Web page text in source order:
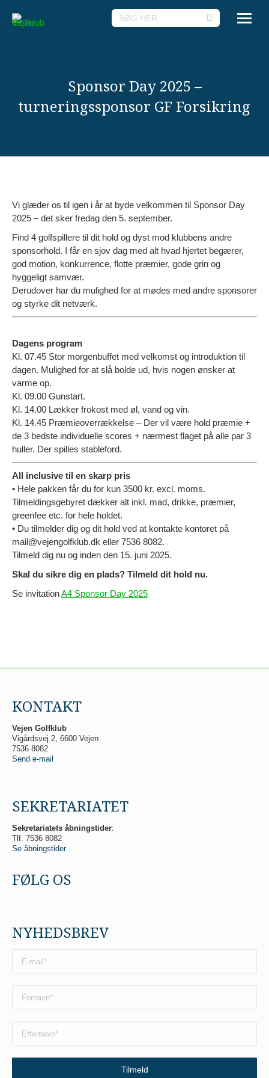
Search:
Sponsor Day 2025 –
turneringssponsor GF Forsikring
Vi glæder os til igen i år at byde velkommen til Sponsor Day
2025 – det sker fredag den 5. september.
Find 4 golfspillere til dit hold og dyst mod klubbens andre
sponsorhold. I får en sjov dag med alt hvad hjertet begærer,
god motion, konkurrence, flotte præmier, gode grin og
hyggeligt samvær.
Derudover har du mulighed for at mødes med andre sponsorer
og styrke dit netværk.
Dagens program
Kl. 07.45 Stor morgenbuffet med velkomst og introduktion til
dagen. Mulighed for at slå bolde ud, hvis nogen ønsker at
varme op.
Kl. 09.00 Gunstart.
Kl. 14.00 Lækker frokost med øl, vand og vin.
Kl. 14.45 Præmieoverrækkelse – Der vil være hold præmie +
de 3 bedste individuelle scores + nærmest flaget på alle par 3
huller. Der spilles stableford.
All inclusive til en skarp pris
• Hele pakken får du for kun 3500 kr. excl. moms.
Tilmeldingsgebyret dækker alt inkl. mad, drikke, præmier,
greenfee etc. for hele holdet.
• Du tilmelder dig og dit hold ved at kontakte kontoret på
mail@vejengolfklub.dk eller 7536 8082.
Tilmeld dig nu og inden den 15. juni 2025.
Skal du sikre dig en plads? Tilmeld dit hold nu.
Se invitationA4 Sponsor Day 2025
KONTAKT
Vejen Golfklub
Vigårdsvej 2, 6600 Vejen
7536 8082
Send e-mail
SEKRETARIATET
Sekretariatets åbningstider:
Tlf. 7536 8082
Se åbningstider
FØLG OS
NYHEDSBREV